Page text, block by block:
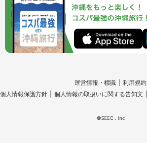
運営情報・標識
利用規約
個人情報保護方針
個人情報の取扱いに関する告知文
©SEEC . Inc